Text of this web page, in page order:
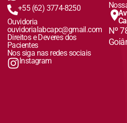
+55 (62) 3774-8250
Ouvidoria
ouvidorialabcapc@gmail.com
Direitos e Deveres dos
Pacientes
Nos siga nas redes sociais
Instagram
Nº